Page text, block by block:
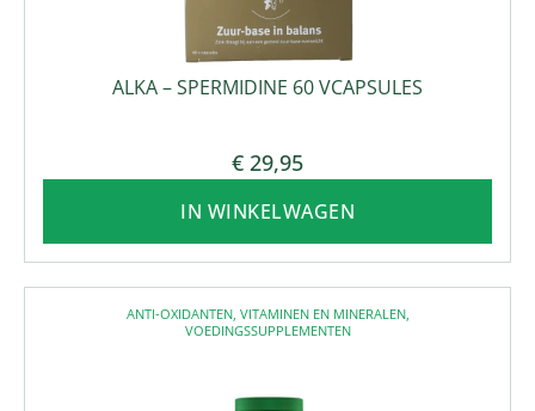
ALKA – SPERMIDINE 60 VCAPSULES
€ 29,95
IN WINKELWAGEN
ANTI-OXIDANTEN, VITAMINEN EN MINERALEN,
VOEDINGSSUPPLEMENTEN